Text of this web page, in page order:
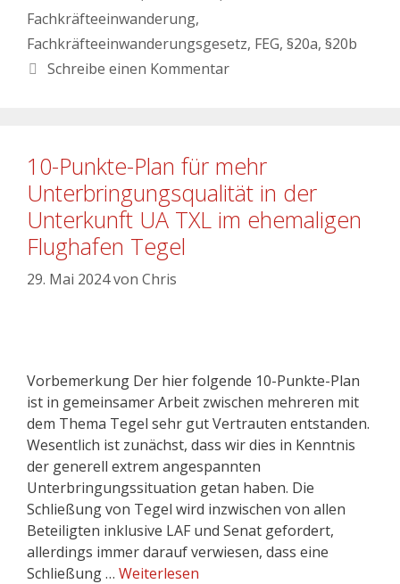
Fachkräfteeinwanderung,
Fachkräfteeinwanderungsgesetz, FEG, §20a, §20b
Schreibe einen Kommentar
10-Punkte-Plan für mehr
Unterbringungsqualität in der
Unterkunft UA TXL im ehemaligen
Flughafen Tegel
29. Mai 2024von Chris
Vorbemerkung Der hier folgende 10-Punkte-Plan
ist in gemeinsamer Arbeit zwischen mehreren mit
dem Thema Tegel sehr gut Vertrauten entstanden.
Wesentlich ist zunächst, dass wir dies in Kenntnis
der generell extrem angespannten
Unterbringungssituation getan haben. Die
Schließung von Tegel wird inzwischen von allen
Beteiligten inklusive LAF und Senat gefordert,
allerdings immer darauf verwiesen, dass eine
Schließung … Weiterlesen